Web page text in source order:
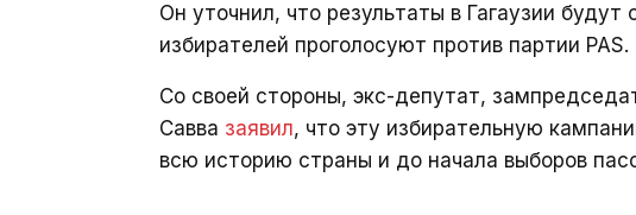
Он уточнил, что результаты в Гагаузии
избирателей проголосуют против партии PAS.
Со своей стороны, экс-депутат,
Савва заявил, что эту избирательную
всю историю страны и до начала выборов